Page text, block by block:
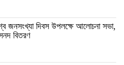
জনসংখ্যা দিবস উপলক্ষে আলোচনা সভা,
বিতরণ